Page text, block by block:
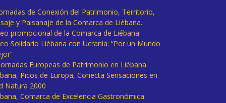
de Conexión del Patrimonio, Territorio,
y Paisanaje de la Comarca de Liébana.
promocional de la Comarca de Liébana
Solidario Liébana con Ucrania: “Por un Mundo
Europeas de Patrimonio en Liébana
Picos de Europa, Conecta Sensaciones en
Natura 2000
Comarca de Excelencia Gastronómica.